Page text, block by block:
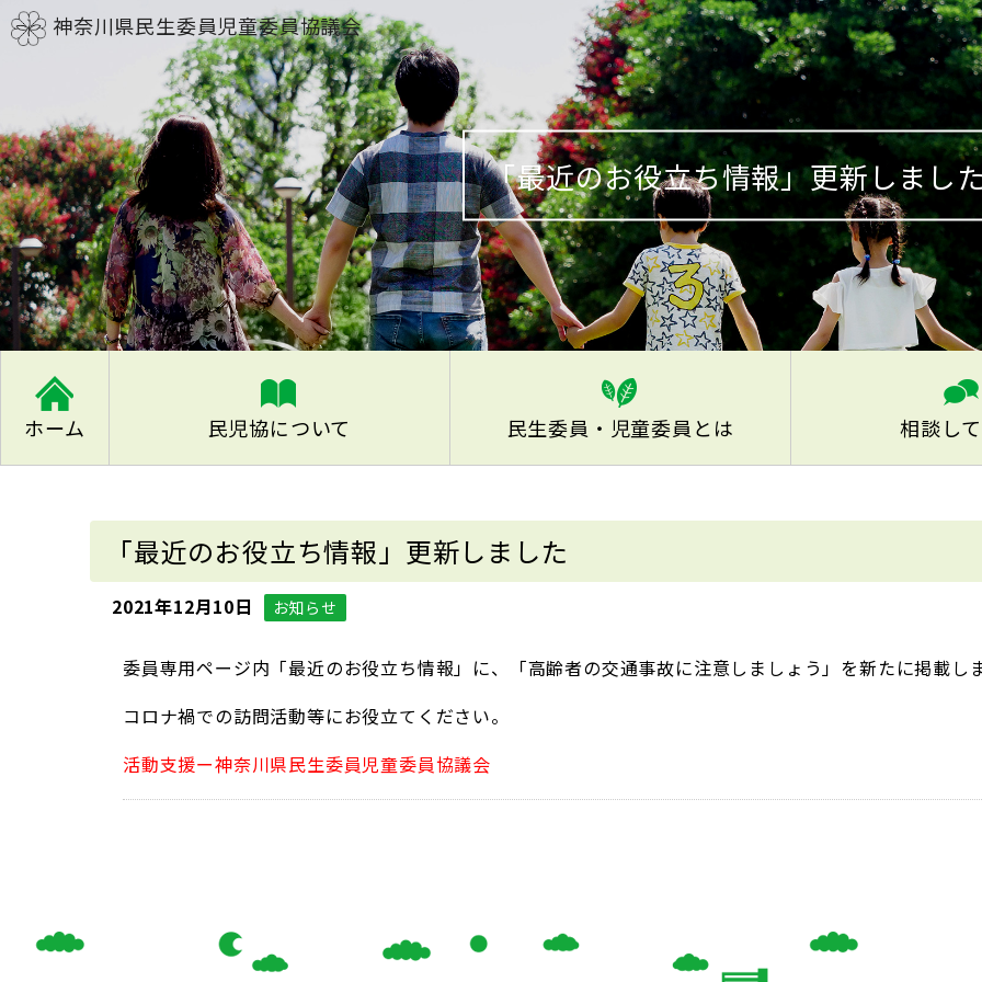
神奈川県民生委員児童委員協議会
「最近のお役立ち情報」更新しまし
ホーム 民児協について 民生委員・児童委員とは 相談し
「最近のお役立ち情報」更新しました
2021年12月10日 お知らせ
委員専用ページ内「最近のお役立ち情報」に、「高齢者の交通事故に注意しましょう」を新たに掲載し
コロナ禍での訪問活動等にお役立てください。
活動支援ー神奈川県民生委員児童委員協議会